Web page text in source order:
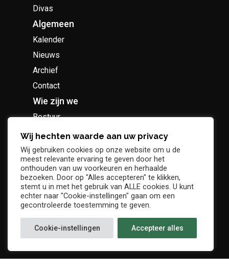
Divas
Algemeen
Kalender
Nieuws
Archief
Contact
Wie zijn we
Bestuur
Geschiedenis
Supportersclub
Socio Business Club
Wij hechten waarde aan uw privacy
Wij gebruiken cookies op onze website om u de
meest relevante ervaring te geven door het
onthouden van uw voorkeuren en herhaalde
bezoeken. Door op "Alles accepteren" te klikken,
stemt u in met het gebruik van ALLE cookies. U kunt
echter naar "Cookie-instellingen" gaan om een
gecontroleerde toestemming te geven.
Cookie-instellingen Accepteer alles